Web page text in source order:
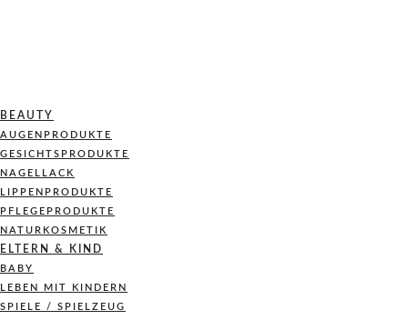
BEAUTY
AUGENPRODUKTE
GESICHTSPRODUKTE
NAGELLACK
LIPPENPRODUKTE
PFLEGEPRODUKTE
NATURKOSMETIK
ELTERN & KIND
BABY
LEBEN MIT KINDERN
SPIELE / SPIELZEUG